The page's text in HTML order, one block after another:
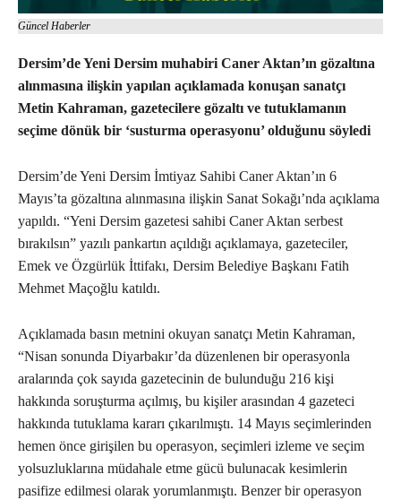
Güncel Haberler
Dersim’de Yeni Dersim muhabiri Caner Aktan’ın gözaltına
alınmasına ilişkin yapılan açıklamada konuşan sanatçı
Metin Kahraman, gazetecilere gözaltı ve tutuklamanın
seçime dönük bir ‘susturma operasyonu’ olduğunu söyledi
Dersim’de Yeni Dersim İmtiyaz Sahibi Caner Aktan’ın 6
Mayıs’ta gözaltına alınmasına ilişkin Sanat Sokağı’nda açıklama
yapıldı. “Yeni Dersim gazetesi sahibi Caner Aktan serbest
bırakılsın” yazılı pankartın açıldığı açıklamaya, gazeteciler,
Emek ve Özgürlük İttifakı, Dersim Belediye Başkanı Fatih
Mehmet Maçoğlu katıldı.
Açıklamada basın metnini okuyan sanatçı Metin Kahraman,
“Nisan sonunda Diyarbakır’da düzenlenen bir operasyonla
aralarında çok sayıda gazetecinin de bulunduğu 216 kişi
hakkında soruşturma açılmış, bu kişiler arasından 4 gazeteci
hakkında tutuklama kararı çıkarılmıştı. 14 Mayıs seçimlerinden
hemen önce girişilen bu operasyon, seçimleri izleme ve seçim
yolsuzluklarına müdahale etme gücü bulunacak kesimlerin
pasifize edilmesi olarak yorumlanmıştı. Benzer bir operasyon